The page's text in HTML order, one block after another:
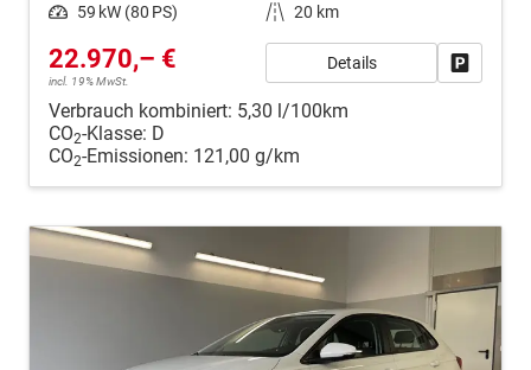
Leistung 59 kW (80 PS) Kilometerstand 20 km
22.970,– €
incl. 19% MwSt.
Details
Verbrauch kombiniert: 5,30 l/100km
CO2-Klasse: D
CO2-Emissionen: 121,00 g/km